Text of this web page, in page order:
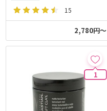
15
2,780円～
1